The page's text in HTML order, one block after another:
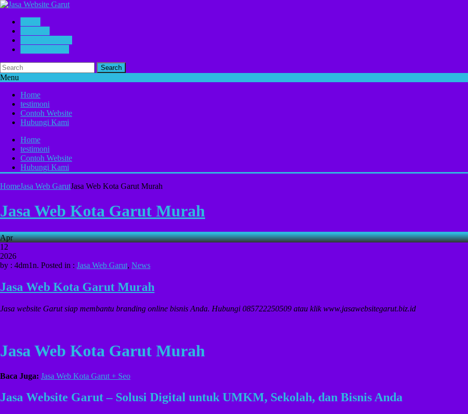
Search
Menu
Home
testimoni
Contoh Website
Hubungi Kami
Home
testimoni
Contoh Website
Hubungi Kami
HomeJasa Web GarutJasa Web Kota Garut Murah
Jasa Web Kota Garut Murah
Apr
12
2026
by : 4dm1n. Posted in : Jasa Web Garut, News
Jasa Web Kota Garut Murah
Jasa website Garut siap membantu branding online bisnis Anda. Hubungi 085722250509 atau klik www.jasawebsitegarut.biz.id
Jasa Web Kota Garut Murah
Baca Juga: Jasa Web Kota Garut + Seo
Jasa Website Garut – Solusi Digital untuk UMKM, Sekolah, dan Bisnis Anda